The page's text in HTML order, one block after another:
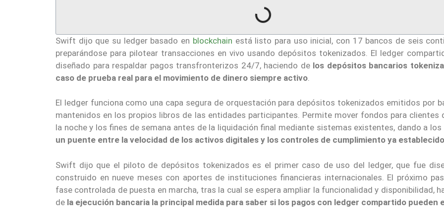
Swift dijo que su ledger basado en blockchain está listo para uso inicial, con 17 bancos de seis
preparándose para pilotear transacciones en vivo usando depósitos tokenizados. El ledger
diseñado para respaldar pagos transfronterizos 24/7, haciendo de los depósitos bancarios
caso de prueba real para el movimiento de dinero siempre activo
El ledger funciona como una capa segura de orquestación para depósitos tokenizados emitidos por
mantenidos en los propios libros de las entidades participantes. Permite mover fondos para clientes
la noche y los fines de semana antes de la liquidación final mediante sistemas existentes, dando a los
un puente entre la velocidad de los activos digitales y los controles de cumplimiento ya
Swift dijo que el piloto de depósitos tokenizados es el primer caso de uso del ledger, que fue
construido en nueve meses con aportes de instituciones financieras internacionales. El próximo
fase controlada de puesta en marcha, tras la cual se espera ampliar la funcionalidad y disponibilidad,
de la ejecución bancaria la principal medida para saber si los pagos con ledger compartido pueden